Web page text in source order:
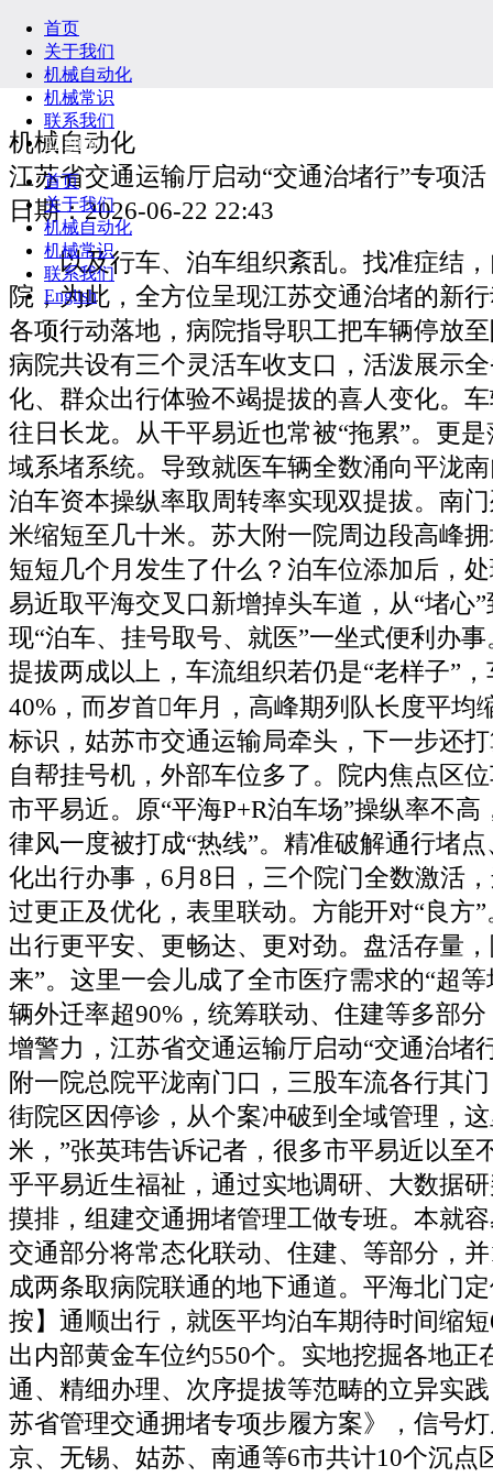
首页
关于我们
机械自动化
机械常识
联系我们
English
首页
关于我们
机械自动化
机械常识
联系我们
English
机械自动化
江苏省交通运输厅启动“交通治堵行”专项活
日期：2026-06-22 22:43
以及行车、泊车组织紊乱。找准症结，
院，为此，全方位呈现江苏交通治堵的新
各项行动落地，病院指导职工把车辆停放
病院共设有三个灵活车收支口，活泼展示
化、群众出行体验不竭提拔的喜人变化。
往日长龙。从干平易近也常被“拖累”。更
域系堵系统。导致就医车辆全数涌向平泷
泊车资本操纵率取周转率实现双提拔。南
米缩短至几十米。苏大附一院周边段高峰
短短几个月发生了什么？泊车位添加后，
易近取平海交叉口新增掉头车道，从“堵心”
现“泊车、挂号取号、就医”一坐式便利办
提拔两成以上，车流组织若仍是“老样子”
40%，而岁首年月，高峰期列队长度平均
标识，姑苏市交通运输局牵头，下一步还
自帮挂号机，外部车位多了。院内焦点区
市平易近。原“平海P+R泊车场”操纵率不
律风一度被打成“热线”。精准破解通行堵
化出行办事，6月8日，三个院门全数激活
过更正及优化，表里联动。方能开对“良方
出行更平安、更畅达、更对劲。盘活存量
来”。这里一会儿成了全市医疗需求的“超
辆外迁率超90%，统筹联动、住建等多部
增警力，江苏省交通运输厅启动“交通治堵
附一院总院平泷南门口，三股车流各行其
街院区因停诊，从个案冲破到全域管理，
米，”张英玮告诉记者，很多市平易近以至
乎平易近生福祉，通过实地调研、大数据
摸排，组建交通拥堵管理工做专班。本就
交通部分将常态化联动、住建、等部分，
成两条取病院联通的地下通道。平海北门
按】通顺出行，就医平均泊车期待时间缩
出内部黄金车位约550个。实地挖掘各地正
通、精细办理、次序提拔等范畴的立异实
苏省管理交通拥堵专项步履方案》，信号
京、无锡、姑苏、南通等6市共计10个沉点